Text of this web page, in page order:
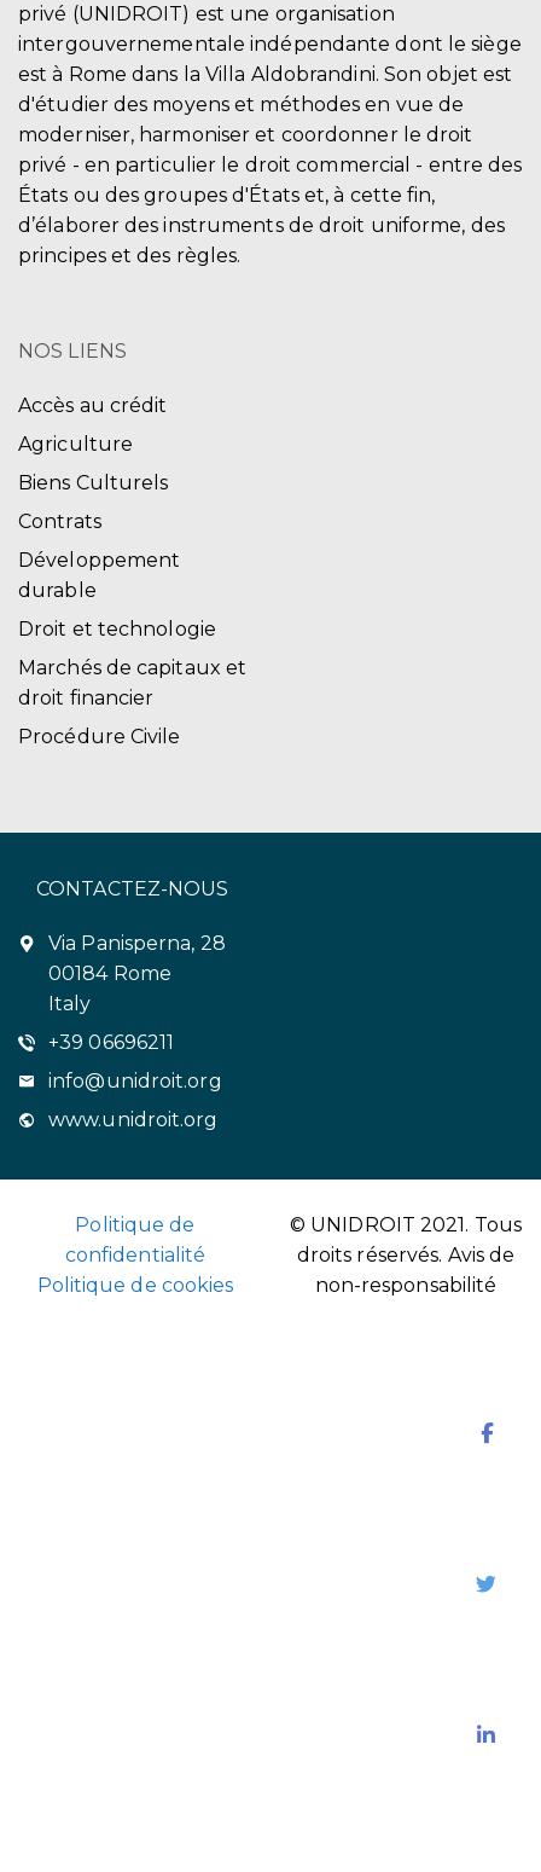
privé (UNIDROIT) est une organisation
intergouvernementale indépendante dont le siège
est à Rome dans la Villa Aldobrandini. Son objet est
d'étudier des moyens et méthodes en vue de
moderniser, harmoniser et coordonner le droit
privé - en particulier le droit commercial - entre des
États ou des groupes d'États et, à cette fin,
d’élaborer des instruments de droit uniforme, des
principes et des règles.
NOS LIENS
Accès au crédit
Agriculture
Biens Culturels
Contrats
Développement
durable
Droit et technologie
Marchés de capitaux et
droit financier
Procédure Civile
CONTACTEZ-NOUS
Via Panisperna, 28
00184 Rome
Italy
+39 06696211
info@unidroit.org
www.unidroit.org
Politique de
confidentialité
Politique de cookies
© UNIDROIT 2021. Tous
droits réservés. Avis de
non-responsabilité